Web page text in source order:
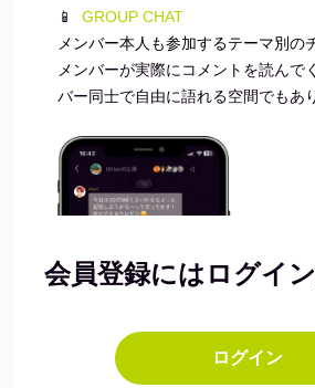
📱
GROUP CHAT
メンバー本人も参加するテーマ別の
メンバーが実際にコメントを読んで
バー同士で自由に語れる空間でもあ
会員登録にはログイ
ログイン